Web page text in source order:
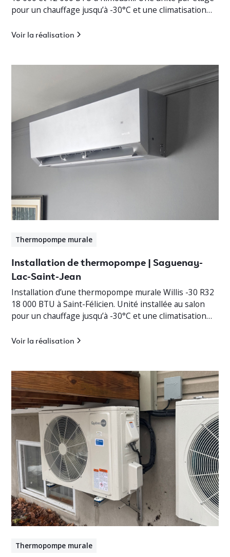
pour un chauffage jusqu’à -30°C et une climatisation
Voir la réalisation
Thermopompe murale
Installation de thermopompe | Saguenay-
Lac-Saint-Jean
Installation d’une thermopompe murale Willis -30 R32
18 000 BTU à Saint-Félicien. Unité installée au salon
pour un chauffage jusqu’à -30°C et une climatisation
Voir la réalisation
Thermopompe murale